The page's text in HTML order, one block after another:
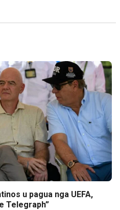
u pagua nga UEFA,
Telegraph”